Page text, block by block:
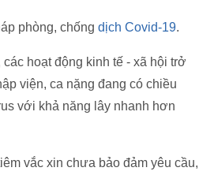
phòng, chống dịch Covid-19.
hoạt động kinh tế - xã hội trở
viện, ca nặng đang có chiều
với khả năng lây nhanh hơn
vắc xin chưa bảo đảm yêu cầu,